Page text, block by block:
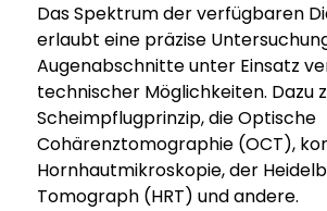
Das Spektrum der verfügbaren
erlaubt eine präzise
Augenabschnitte unter Einsatz
technischer Möglichkeiten. Dazu
Scheimpflugprinzip, die Optische
Cohärenztomographie (OCT),
Hornhautmikroskopie, der
Tomograph (HRT) und andere.